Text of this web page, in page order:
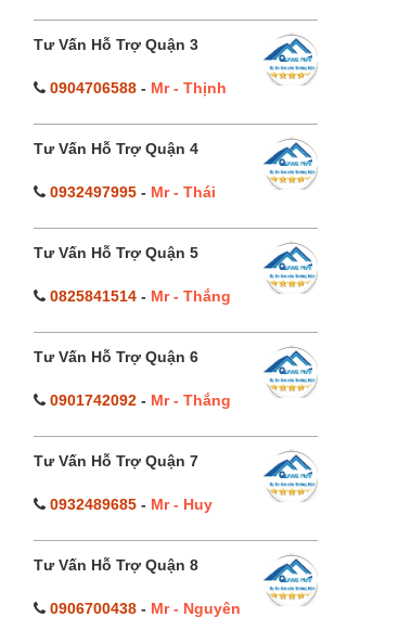
Tư Vấn Hỗ Trợ Quận 3
0904706588- Mr - Thịnh
Tư Vấn Hỗ Trợ Quận 4
0932497995- Mr - Thái
Tư Vấn Hỗ Trợ Quận 5
0825841514- Mr - Thắng
Tư Vấn Hỗ Trợ Quận 6
0901742092- Mr - Thắng
Tư Vấn Hỗ Trợ Quận 7
0932489685- Mr - Huy
Tư Vấn Hỗ Trợ Quận 8
0906700438- Mr - Nguyên